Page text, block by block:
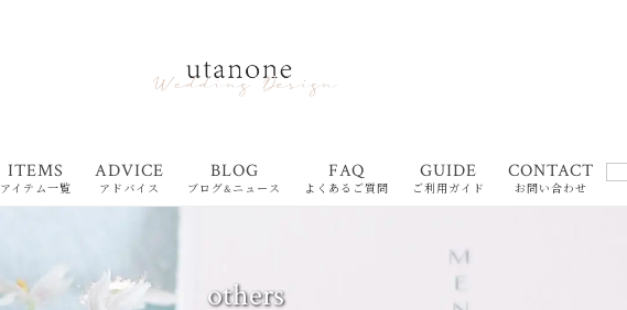
ITEMS
アイテム一覧
ADVICE
アドバイス
BLOG
ブログ&ニュース
FAQ
よくあるご質問
GUIDE
ご利用ガイド
CONTACT
お問い合わせ
others